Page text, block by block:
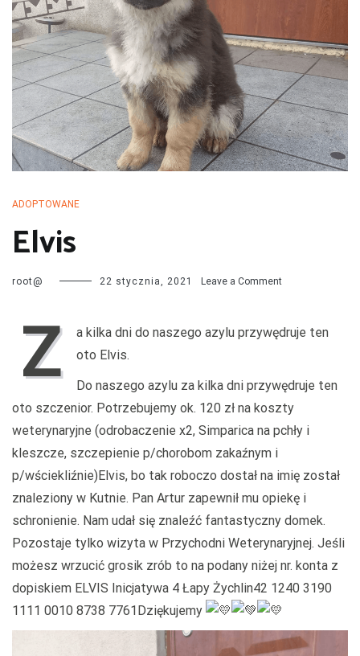
przechodzą kwarantannę, są leczone i mają całą profilaktykę. Są
również sterylizowane i kastrowane. Są socjalizowane czyli
przygotowywane do tego by odnaleźć się w nowej rodzinie. My
bardzo dobrze znamy naszych podopiecznych więc jest nam łatwiej
dopasować psa do rodziny i odwrotnie.
ADOPTOWANE
Elvis
root@ 22 stycznia, 2021 Leave a Commenton
Z
a kilka dni do naszego azylu przywędruje ten
oto Elvis.
Do naszego azylu za kilka dni przywędruje ten
oto szczenior. Potrzebujemy ok. 120 zł na koszty
weterynaryjne (odrobaczenie x2, Simparica na pchły i
kleszcze, szczepienie p/chorobom zakaźnym i
p/wściekliźnie)Elvis, bo tak roboczo dostał na imię został
znaleziony w Kutnie. Pan Artur zapewnił mu opiekę i
schronienie. Nam udał się znaleźć fantastyczny domek.
Pozostaje tylko wizyta w Przychodni Weterynaryjnej. Jeśli
możesz wrzucić grosik zrób to na podany niżej nr. konta z
dopiskiem ELVIS Inicjatywa 4 Łapy Żychlin42 1240 3190
1111 0010 8738 7761Dziękujemy